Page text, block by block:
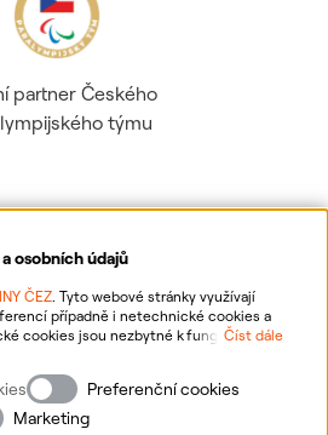
osobních údajů
ČEZ. Tyto webové stránky využívají
případně i netechnické cookies a
cookies jsou nezbytné k fungování
k personalizaci reklam a analytice.
cookies a vašich osobních údajů
informace o vašich právech,
Číst dále
Preferenční cookies
Marketing
partner Českého
týmu
osobních údajů
o webu
cookies